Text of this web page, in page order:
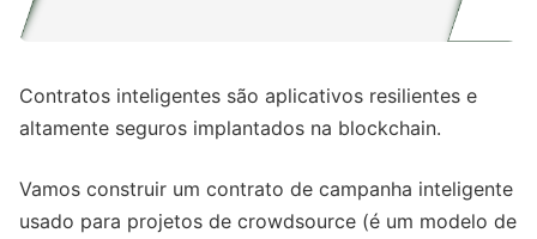
Contratos inteligentes são aplicativos resilientes e
altamente seguros implantados na blockchain.
Vamos construir um contrato de campanha inteligente
usado para projetos de crowdsource (é um modelo de